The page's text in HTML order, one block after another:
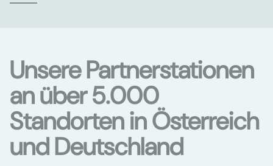
Unsere Partnerstationen
an über 5.000
Standorten in Österreich
und Deutschland